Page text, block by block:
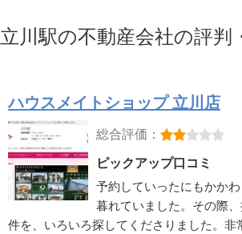
立川駅の不動産会社の評判
ハウスメイトショップ 立川店
総合評価：
ピックアップ口コミ
予約していったにもかか
暮れていました。その際
件を、いろいろ探してくださりました。